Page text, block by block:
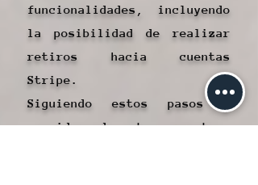
funcionalidades, incluyendo
la posibilidad de realizar
retiros hacia cuentas
Stripe.
Siguiendo estos pasos y
considerando estos aspectos,